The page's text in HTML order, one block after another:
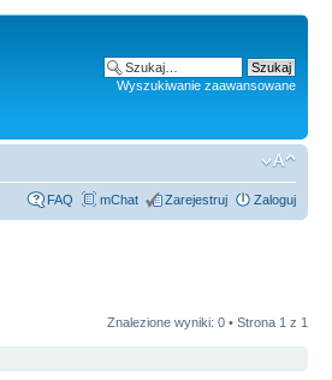
Wyszukiwanie zaawansowane
FAQ mChat Zarejestruj Zaloguj
Znalezione wyniki: 0 • Strona 1 z 1